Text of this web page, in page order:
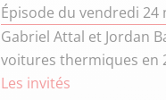
Épisode du vendredi 24
Gabriel Attal et Jordan
voitures thermiques en
Les invités